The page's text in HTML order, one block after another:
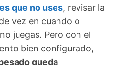
que no uses, revisar la
vez en cuando o
juegas. Pero con el
bien configurado,
queda